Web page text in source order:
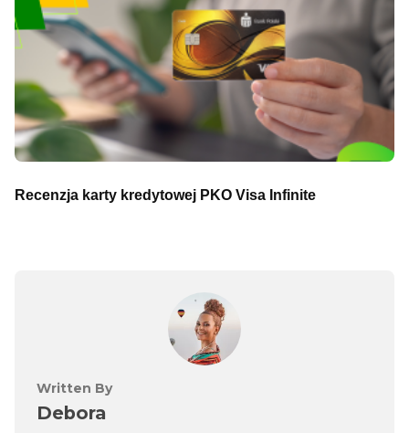
Recenzja karty kredytowej PKO Visa Infinite
Written By
Debora